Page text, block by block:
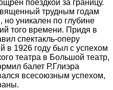
поездкой за границу.
трудным годам
уникален по глубине
того времени. Придя в
спектакль-оперу
в 1926 году был с успехом
театра в Большой театр,
балет Р.Глиэра
всесоюзным успехом,